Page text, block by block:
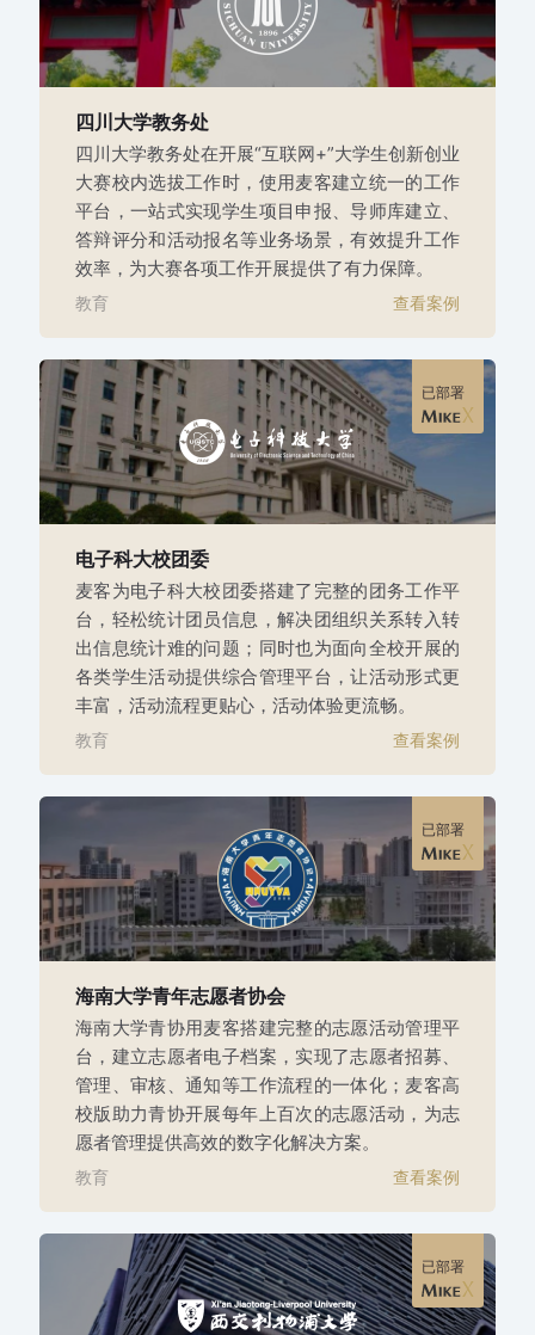
四川大学教务处
四川大学教务处在开展“互联网+”大学生创新创业
大赛校内选拔工作时，使用麦客建立统一的工作
平台，一站式实现学生项目申报、导师库建立、
答辩评分和活动报名等业务场景，有效提升工作
效率，为大赛各项工作开展提供了有力保障。
教育 查看案例
已部署
电子科大校团委
麦客为电子科大校团委搭建了完整的团务工作平
台，轻松统计团员信息，解决团组织关系转入转
出信息统计难的问题；同时也为面向全校开展的
各类学生活动提供综合管理平台，让活动形式更
丰富，活动流程更贴心，活动体验更流畅。
教育 查看案例
已部署
海南大学青年志愿者协会
海南大学青协用麦客搭建完整的志愿活动管理平
台，建立志愿者电子档案，实现了志愿者招募、
管理、审核、通知等工作流程的一体化；麦客高
校版助力青协开展每年上百次的志愿活动，为志
愿者管理提供高效的数字化解决方案。
教育 查看案例
已部署